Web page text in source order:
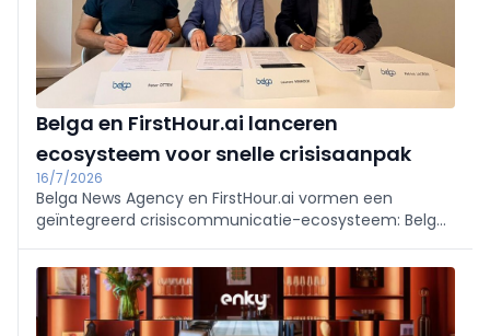
Belga en FirstHour.ai lanceren
ecosysteem voor snelle crisisaanpak
16/7/2026
Belga News Agency en FirstHour.ai vormen een
geïntegreerd crisiscommunicatie-ecosysteem: Belga
drafting, goedkeuring en audit conform NIS2/DORA.
Lancering met hands-on sessies op 10 en 24
september 2026.